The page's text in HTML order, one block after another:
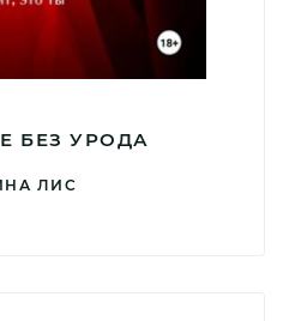
БЕЗ УРОДА
ЛИС